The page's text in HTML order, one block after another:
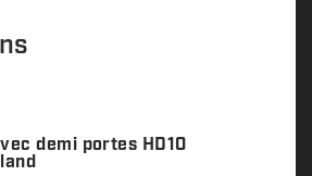
demi portes HD10